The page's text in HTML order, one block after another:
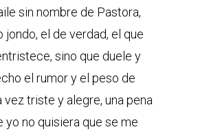
sin nombre de Pastora,
jondo, el de verdad, el que
sino que duele y
el rumor y el peso de
vez triste y alegre, una pena
yo no quisiera que se me